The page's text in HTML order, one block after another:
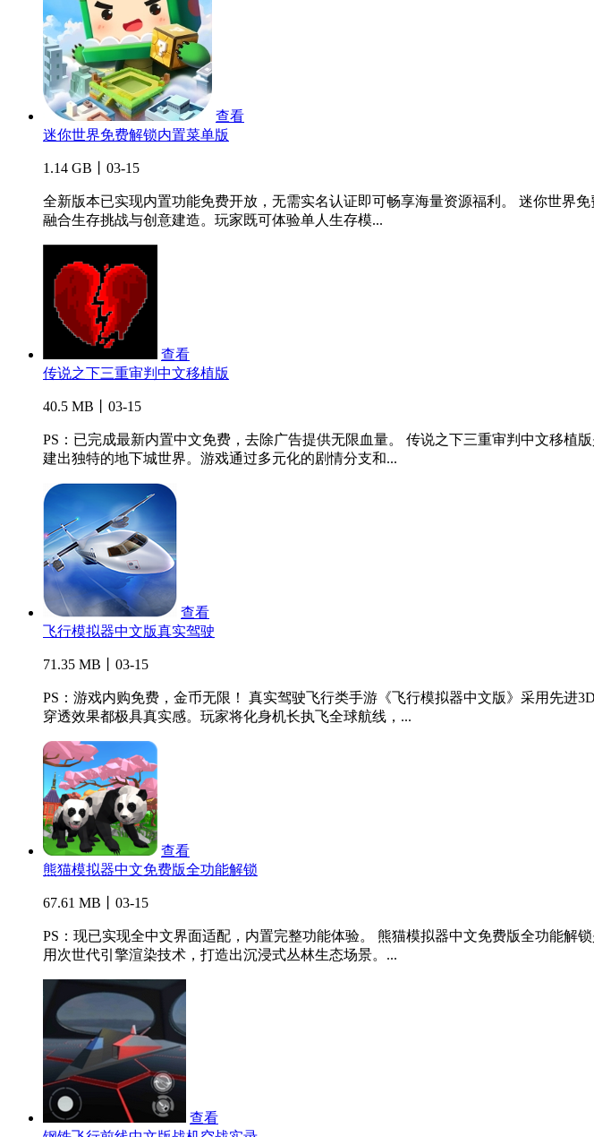
查看
迷你世界免费解锁内置菜单版
1.14 GB丨03-15
全新版本已实现内置功能免费开放，无需实名认证即可畅享海量资源福利。 迷你世界
融合生存挑战与创意建造。玩家既可体验单人生存模...
查看
传说之下三重审判中文移植版
40.5 MB丨03-15
PS：已完成最新内置中文免费，去除广告提供无限血量。 传说之下三重审判中文移
建出独特的地下城世界。游戏通过多元化的剧情分支和...
查看
飞行模拟器中文版真实驾驶
71.35 MB丨03-15
PS：游戏内购免费，金币无限！ 真实驾驶飞行类手游《飞行模拟器中文版》采用先
穿透效果都极具真实感。玩家将化身机长执飞全球航线，...
查看
熊猫模拟器中文免费版全功能解锁
67.61 MB丨03-15
PS：现已实现全中文界面适配，内置完整功能体验。 熊猫模拟器中文免费版全功能解
用次世代引擎渲染技术，打造出沉浸式丛林生态场景。...
查看